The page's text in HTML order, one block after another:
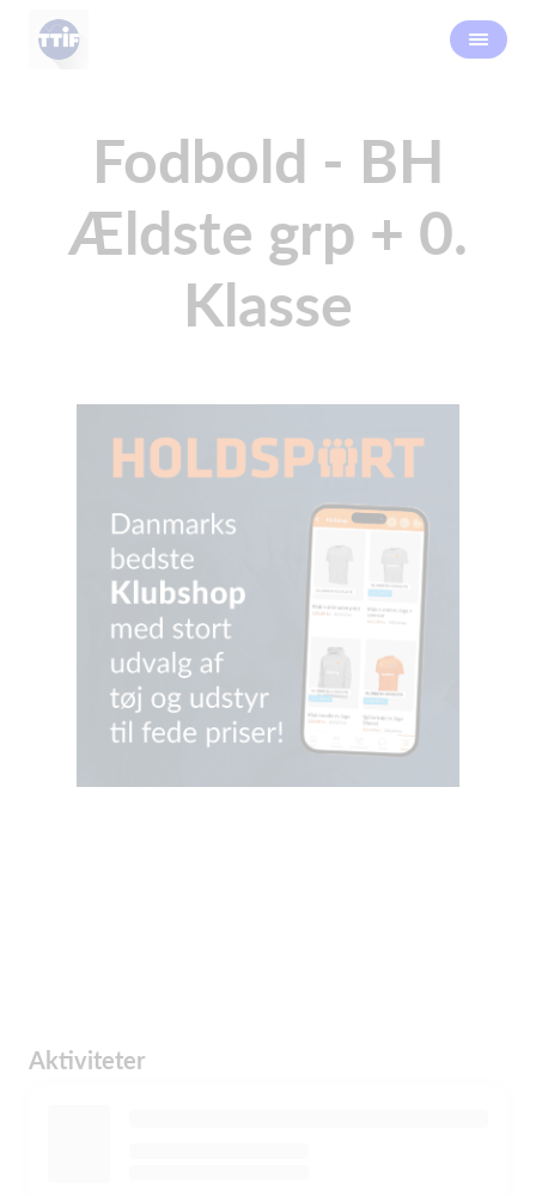
Fodbold - BH
Ældste grp + 0.
Klasse
Aktiviteter